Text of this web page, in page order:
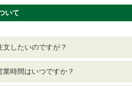
いて
文したいのですが？
業時間はいつですか？